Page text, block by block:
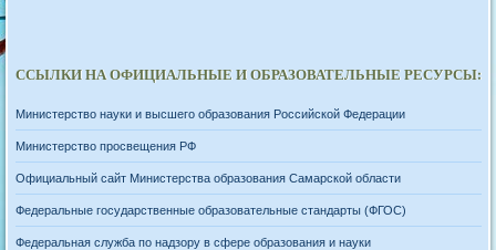
ССЫЛКИ НА ОФИЦИАЛЬНЫЕ И ОБРАЗОВАТЕЛЬНЫЕ РЕСУРСЫ:
Министерство науки и высшего образования Российской Федерации
Министерство просвещения РФ
Официальный сайт Министерства образования Самарской области
Федеральные государственные образовательные стандарты (ФГОС)
Федеральная служба по надзору в сфере образования и науки